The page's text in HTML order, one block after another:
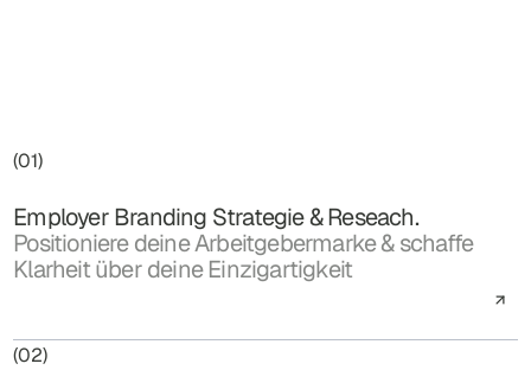
(01)
Employer Branding Strategie & Reseach.
Positioniere deine Arbeitgebermarke & schaffe
Klarheit über deine Einzigartigkeit
(02)